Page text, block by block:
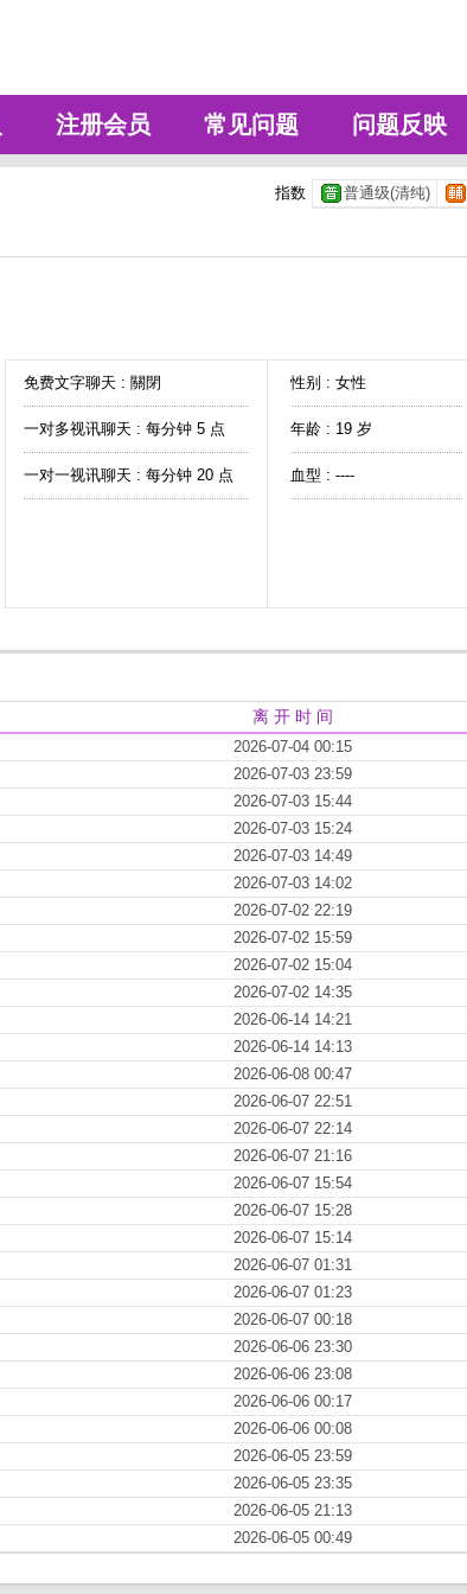
注册会员 常见问题 问题反映
指数 普通级(清纯)
免费文字聊天 : 關閉
一对多视讯聊天 : 每分钟 5 点
一对一视讯聊天 : 每分钟 20 点
性别 : 女性
年龄 : 19 岁
血型 : ----
离 开 时 间
2026-07-04 00:15
2026-07-03 23:59
2026-07-03 15:44
2026-07-03 15:24
2026-07-03 14:49
2026-07-03 14:02
2026-07-02 22:19
2026-07-02 15:59
2026-07-02 15:04
2026-07-02 14:35
2026-06-14 14:21
2026-06-14 14:13
2026-06-08 00:47
2026-06-07 22:51
2026-06-07 22:14
2026-06-07 21:16
2026-06-07 15:54
2026-06-07 15:28
2026-06-07 15:14
2026-06-07 01:31
2026-06-07 01:23
2026-06-07 00:18
2026-06-06 23:30
2026-06-06 23:08
2026-06-06 00:17
2026-06-06 00:08
2026-06-05 23:59
2026-06-05 23:35
2026-06-05 21:13
2026-06-05 00:49